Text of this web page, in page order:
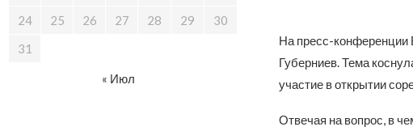
На пресс-конференции
Губерниев. Тема
участие в открытии
Отвечая на вопрос, в
24
25 26 27 28 29
30
31
« Июл